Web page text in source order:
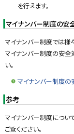
を行えます。
マイナンバー制度の安
マイナンバー制度では様
マイナンバー制度の安全
い。
マイナンバー制度
参考
マイナンバー制度につい
ご覧ください。